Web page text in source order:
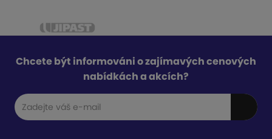
Chcete být informováni o zajímavých cenových
nabídkách a akcích?